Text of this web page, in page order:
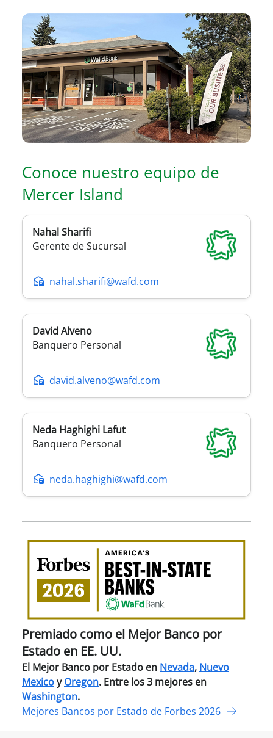
Conoce nuestro equipo de
Mercer Island
NahalSharifi
Gerente de Sucursal
nahal.sharifi@wafd.com
David Alveno
Banquero Personal
david.alveno@wafd.com
Neda Haghighi Lafut
Banquero Personal
neda.haghighi@wafd.com
Premiado como el Mejor Banco por
Estado en EE. UU.
El Mejor Banco por Estado en Nevada, Nuevo
Mexicoy Oregon. Entre los 3 mejores en
Washington.
Mejores Bancos por Estado de Forbes 2026